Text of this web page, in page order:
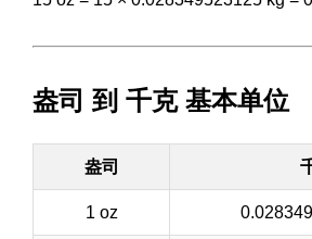
盎司 到 千克 基本单位
盎司
1 oz